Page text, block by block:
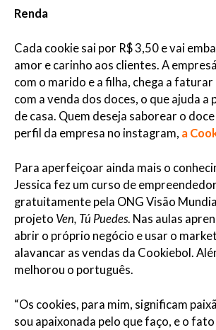
Renda
Cada cookie sai por R$ 3,50 e vai
amor e carinho aos clientes. A
com o marido e a filha, chega a faturar
com a venda dos doces, o que ajuda a
de casa. Quem deseja saborear o
perfil da empresa no instagram, a
Para aperfeiçoar ainda mais o
Jessica fez um curso de
gratuitamente pela ONG Visão
projeto Ven, Tú Puedes. Nas aulas
abrir o próprio negócio e usar o
alavancar as vendas da Cookiebol.
melhorou o português.
“Os cookies, para mim, significam
sou apaixonada pelo que faço, e o